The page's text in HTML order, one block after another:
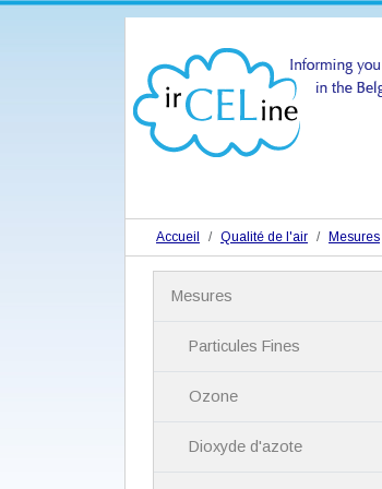
Accueil Qualité de l'air Mesures
Mesures
Particules Fines
Ozone
Dioxyde d'azote